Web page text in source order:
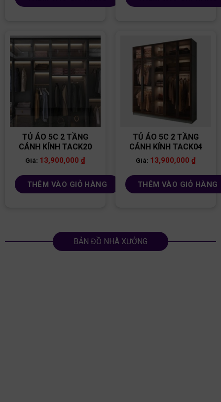
TỦ ÁO 5C 2 TẦNG
CÁNH KÍNH TACK20
Giá: 13,900,000 ₫
THÊM VÀO GIỎ HÀNG
TỦ ÁO 5C 2 TẦNG
CÁNH KÍNH TACK04
Giá: 13,900,000₫
THÊM VÀO GIỎ HÀNG
BẢN ĐỒ NHÀ XƯỞNG